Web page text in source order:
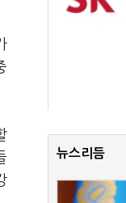
뉴스리듬